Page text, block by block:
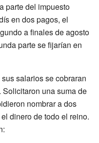
parte del impuesto
en dos pagos, el
a finales de agosto
parte se fijarían en
salarios se cobraran
una suma de
nombrar a dos
dinero de todo el reino.